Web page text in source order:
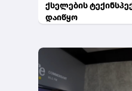
ქსელების
დაიწყო